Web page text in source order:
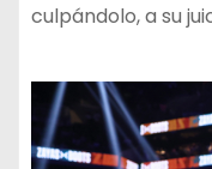
culpándolo, a su